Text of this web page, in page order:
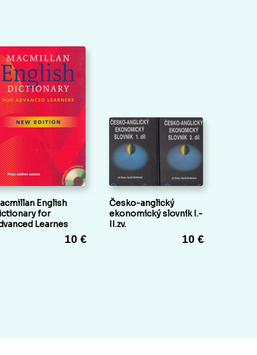
English
for
Learnes
10 €
Česko-anglický
ekonomický slovník I.-
II.zv.
10 €